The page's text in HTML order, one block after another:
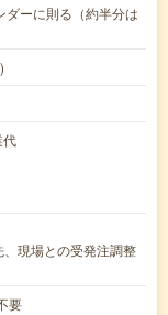
ーに則る（約半分は
現場との受発注調整
要